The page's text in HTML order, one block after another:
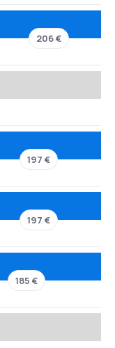
206 €
197 €
197 €
185 €